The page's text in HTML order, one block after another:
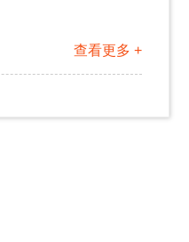
查看更多 +